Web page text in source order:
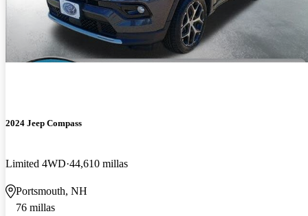
2024 Jeep Compass
Limited 4WD 44,610 millas
Portsmouth, NH
76 millas